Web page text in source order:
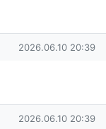
작성일
2026.06.10 20:39
작성일
2026.06.10 20:39